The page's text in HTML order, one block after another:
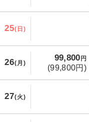
25(日)
26(月)
99,800円
(99,800円)
27(火)